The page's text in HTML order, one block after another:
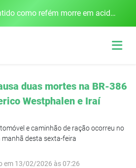
Empresário mantido como refém morre em acidente após assalto em Cerro Largo
duas mortes na BR-386
Westphalen e Iraí
e caminhão de ração ocorreu no
manhã desta sexta-feira
em 13/02/2026 às 07:26